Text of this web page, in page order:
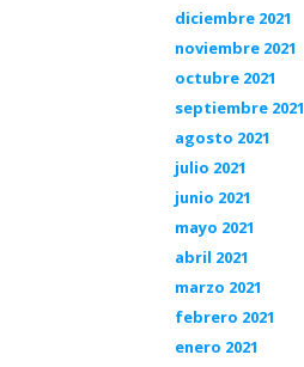
diciembre 2021
noviembre 2021
octubre 2021
septiembre 2021
agosto 2021
julio 2021
junio 2021
mayo 2021
abril 2021
marzo 2021
febrero 2021
enero 2021